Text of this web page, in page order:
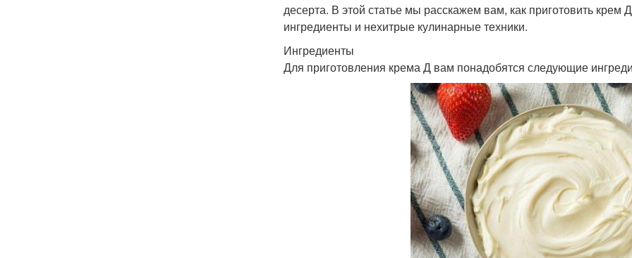
десерта. В этой статье мы расскажем вам, как приготовить
ингредиенты и нехитрые кулинарные техники.
Ингредиенты
Для приготовления крема Д вам понадобятся следующие